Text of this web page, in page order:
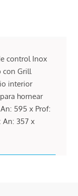
control Inox
con Grill
interior
hornear
595 x Prof:
An: 357 x